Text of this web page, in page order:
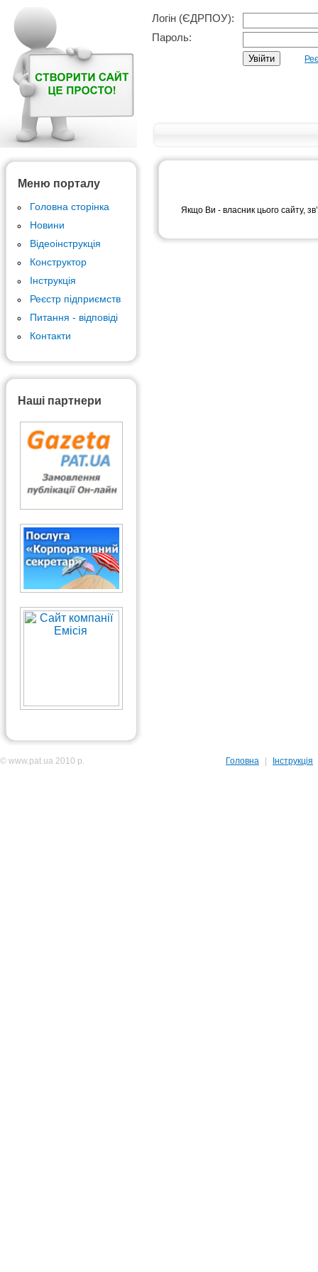
Логін (ЄДРПОУ):
Пароль:
Меню порталу
Головна сторінка
Новини
Відеоінструкція
Конструктор
Інструкція
Реєстр підприємств
Питання - відповіді
Контакти
Наші партнери
Якщо Ви - власник цього сайту,
© www.pat.ua 2010 р. Головна Інструкція